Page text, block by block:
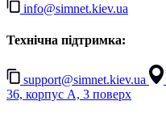
info@simnet.kiev.ua
Технічна підтримка:
support@simnet.kiev.ua
36, корпус А, 3 поверх